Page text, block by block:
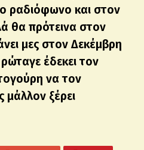
ραδιόφωνο και στον
θα πρότεινα στον
μες στον Δεκέμβρη
έδεκει τον
να τον
ξέρει